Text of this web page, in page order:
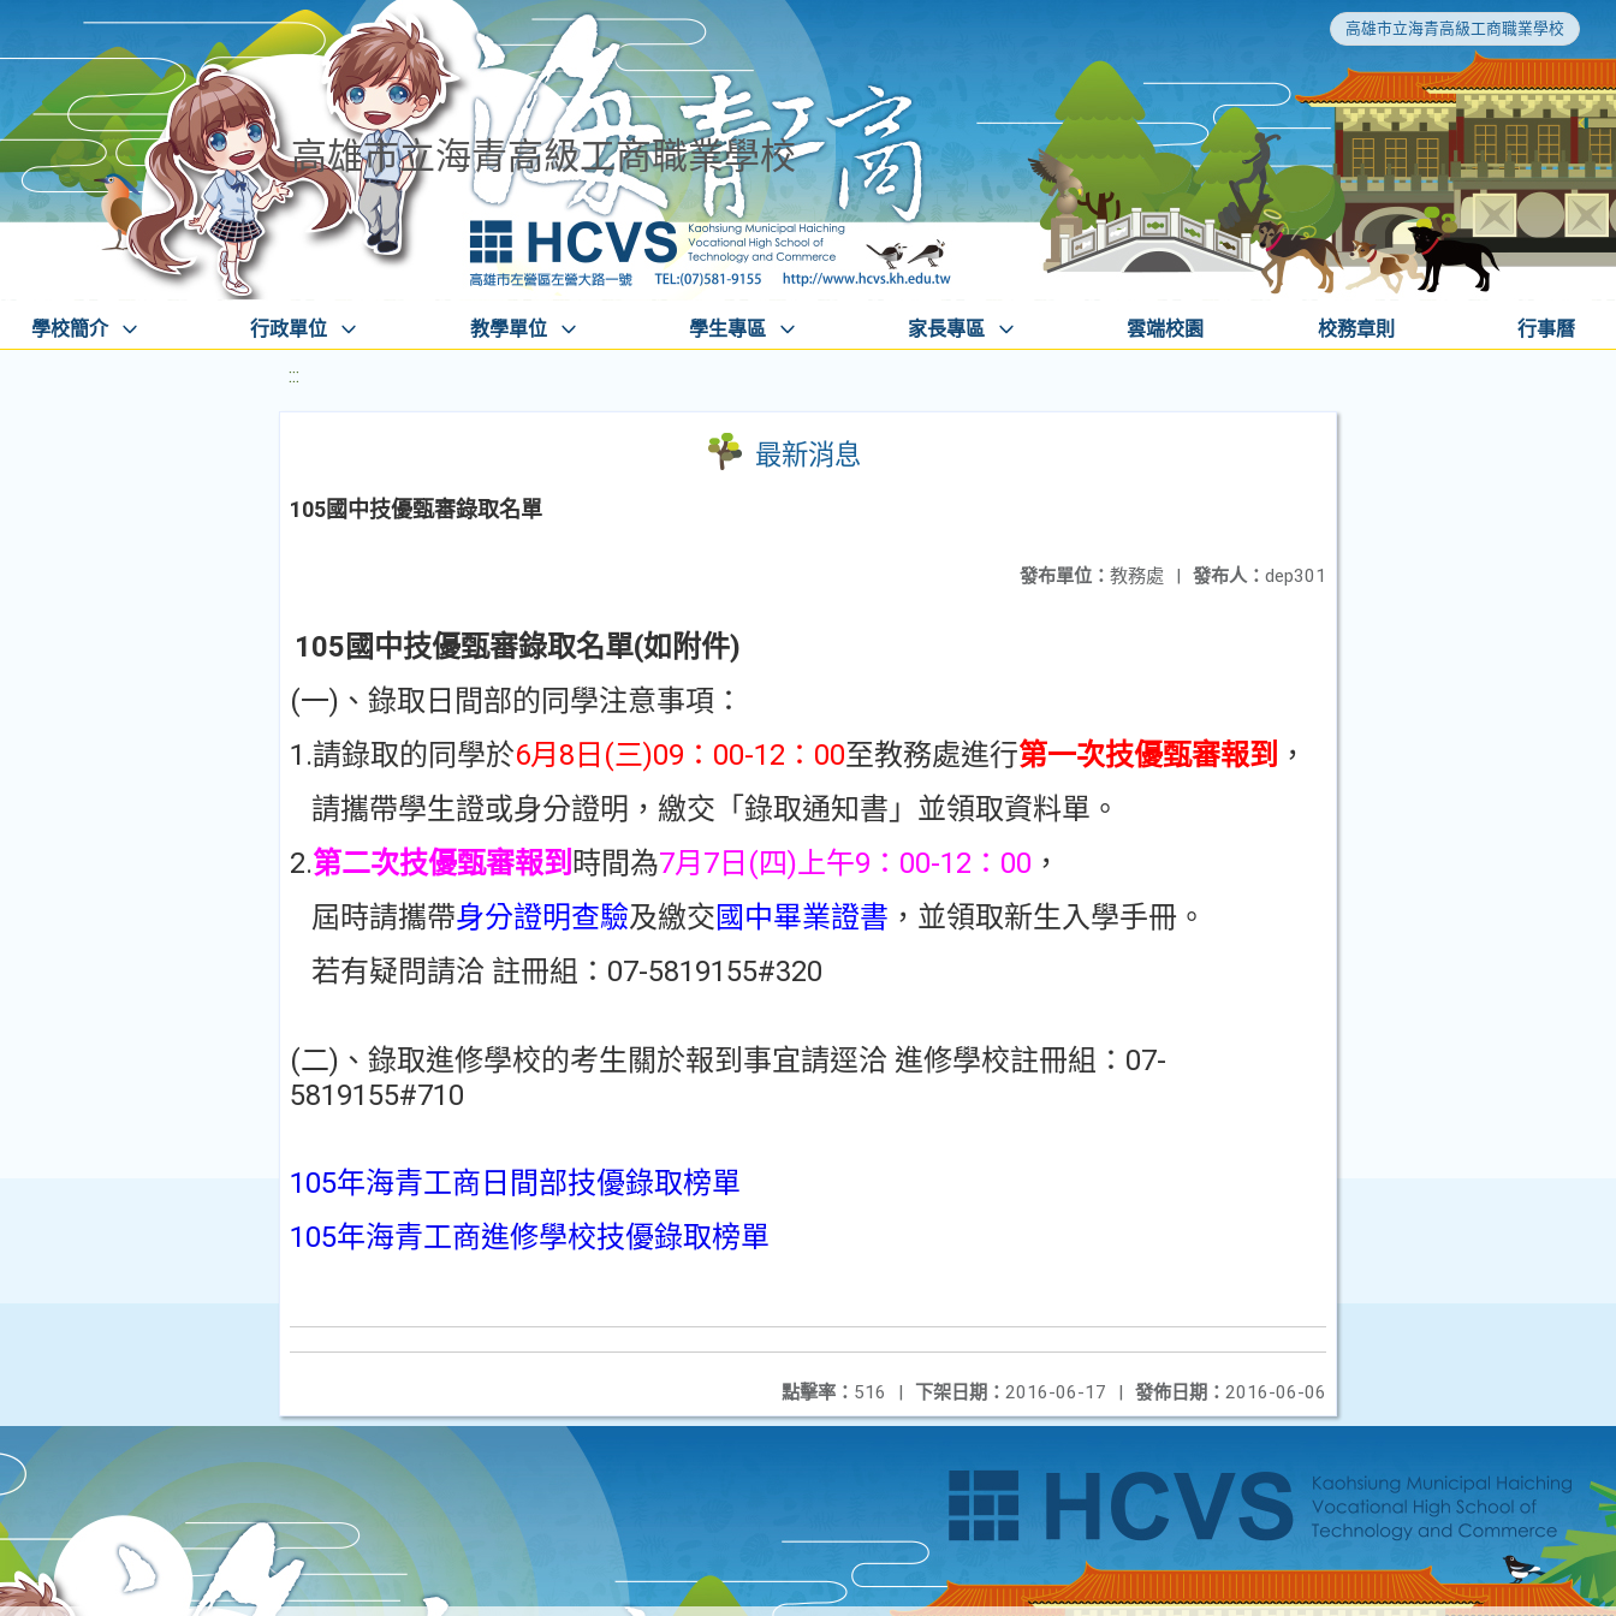
高雄市立海青高級工商職業學校
高雄市立海青高級工商職業學校
學校簡介 行政單位 教學單位 學生專區 家長專區 雲端校園 校務章則 行事曆
:::
最新消息
105國中技優甄審錄取名單
發布人： dep301
發布單位： 教務處 |
105國中技優甄審錄取名單(如附件)
(一)、錄取日間部的同學注意事項：
1.請錄取的同學於6月8日(三)09：00-12：00至教務處進行第一次技優甄審報到 ，
請攜帶學生證或身分證明，繳交「錄取通知書」並領取資料單。
2.第二次技優甄審報到時間為7月7日(四)上午9：00-12：00 ，
屆時請攜帶身分證明查驗及繳交國中畢業證書 ，並領取新生入學手冊。
若有疑問請洽 註冊組：07-5819155#320
(二)、錄取進修學校的考生關於報到事宜請逕洽 進修學校註冊組：07-
5819155#710
105年海青工商日間部技優錄取榜單
105年海青工商進修學校技優錄取榜單
發佈日期： 2016-06-06
下架日期： 2016-06-17 |
點擊率： 516 |